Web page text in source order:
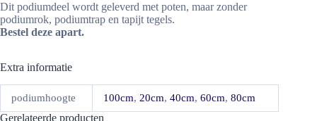
Dit podiumdeel wordt geleverd met poten, maar zonder
podiumrok, podiumtrap en tapijt tegels.
Bestel deze apart.
Extra informatie
podiumhoogte 100cm, 20cm, 40cm, 60cm, 80cm
Gerelateerde producten